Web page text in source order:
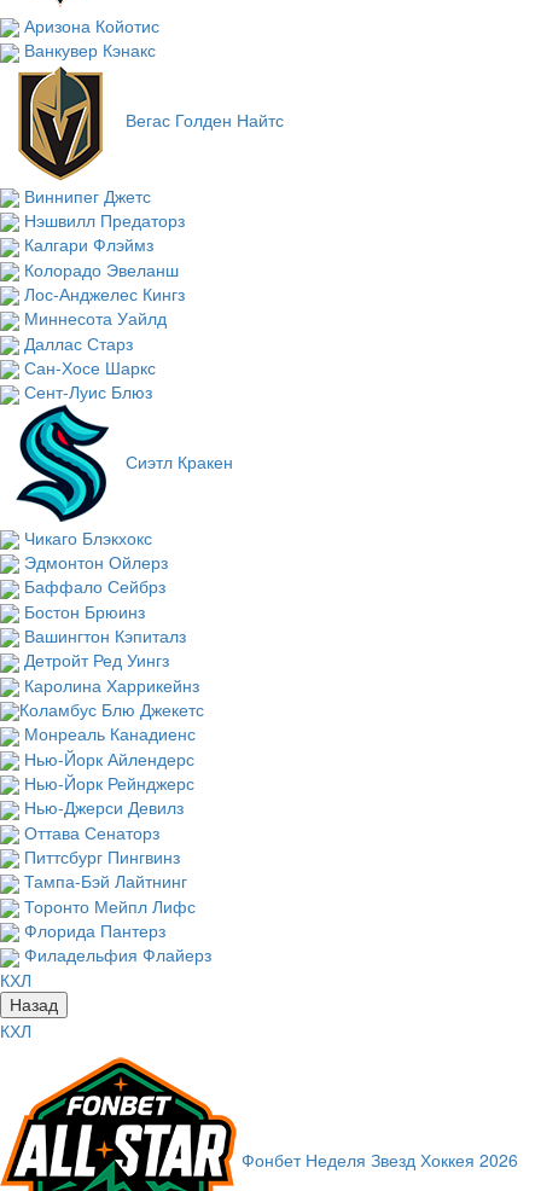
Аризона Койотис
Ванкувер Кэнакс
Вегас Голден Найтс
Виннипег Джетс
Нэшвилл Предаторз
Калгари Флэймз
Колорадо Эвеланш
Лос-Анджелес Кингз
Миннесота Уайлд
Даллас Старз
Сан-Хосе Шаркс
Сент-Луис Блюз
Сиэтл Кракен
Чикаго Блэкхокс
Эдмонтон Ойлерз
Баффало Сейбрз
Бостон Брюинз
Вашингтон Кэпиталз
Детройт Ред Уингз
Каролина Харрикейнз
Коламбус Блю Джекетс
Монреаль Канадиенс
Нью-Йорк Айлендерс
Нью-Йорк Рейнджерс
Нью-Джерси Девилз
Оттава Сенаторз
Питтсбург Пингвинз
Тампа-Бэй Лайтнинг
Торонто Мейпл Лифс
Флорида Пантерз
Филадельфия Флайерз
КХЛ
Назад
КХЛ
Фонбет Неделя Звезд Хоккея 2026